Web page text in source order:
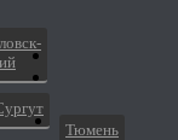
Тюмень